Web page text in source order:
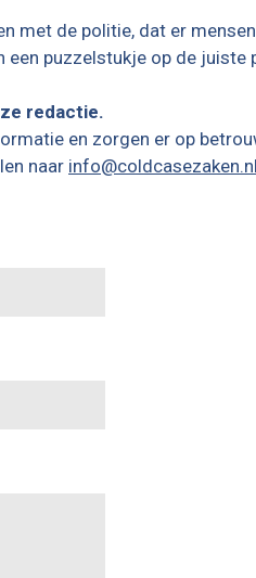
met de politie, dat er
puzzelstukje op de
redactie.
en zorgen er op
naar info@coldcasezaken.nl